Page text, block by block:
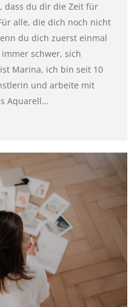
dass du dir die Zeit für
alle, die dich noch nicht
du dich zuerst einmal
schwer, sich
Marina, ich bin seit 10
und arbeite mit
Aquarell…